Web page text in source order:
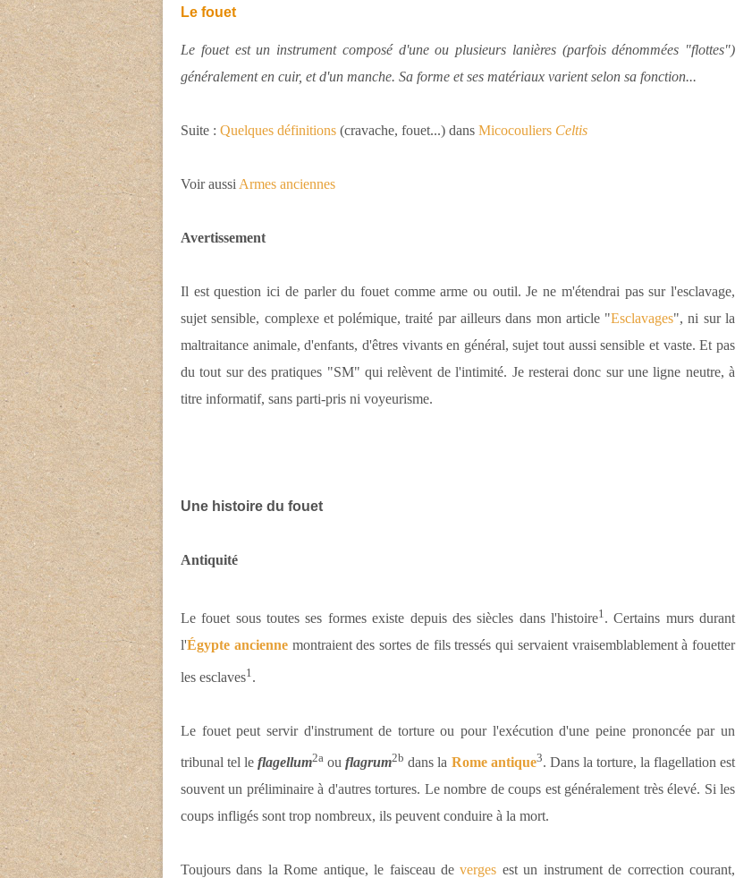
Le fouet
Le fouet est un instrument composé d'une ou plusieurs lanières (parfois dénommées "flottes")
généralement en cuir, et d'un manche. Sa forme et ses matériaux varient selon sa fonction...
Suite : Quelques définitions (cravache, fouet...) dans Micocouliers Celtis
Voir aussi Armes anciennes
Avertissement
Il est question ici de parler du fouet comme arme ou outil. Je ne m'étendrai pas sur l'esclavage,
sujet sensible, complexe et polémique, traité par ailleurs dans mon article "Esclavages", ni sur la
maltraitance animale, d'enfants, d'êtres vivants en général, sujet tout aussi sensible et vaste. Et pas
du tout sur des pratiques "SM" qui relèvent de l'intimité. Je resterai donc sur une ligne neutre, à
titre informatif, sans parti-pris ni voyeurisme.
Une histoire du fouet
Antiquité
Le fouet sous toutes ses formes existe depuis des siècles dans l'histoire1. Certains murs durant
l'Égypte anciennemontraient des sortes de fils tressés qui servaient vraisemblablement à fouetter
les esclaves1 .
Le fouet peut servir d'instrument de torture ou pour l'exécution d'une peine prononcée par un
tribunal tel leflagellum2a ouflagrum2b dans la Rome antique3. Dans la torture, la flagellation est
souvent un préliminaire à d'autres tortures. Le nombre de coups est généralement très élevé. Si les
coups infligés sont trop nombreux, ils peuvent conduire à la mort.
Toujours dans la Rome antique, le faisceau deverges est un instrument de correction courant,